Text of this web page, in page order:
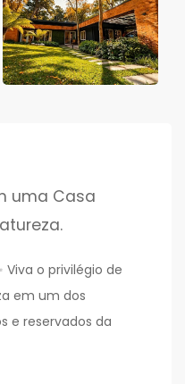
uma Casa
Viva o privilégio de
em um dos
e reservados da